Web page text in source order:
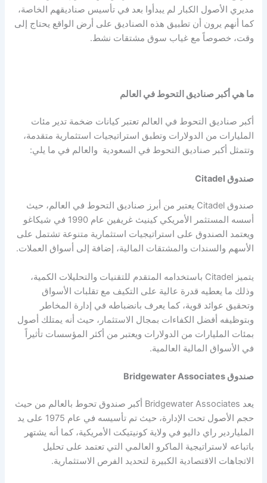
مديري الأصول الكبار لم يبدأوا بعد في تأسيس صناديقهم الخاصة،
كما أنهم يرون أن تطبيق هذه الصناديق على أرض الواقع يحتاج إلى
وقت، خصوصاً مع غياب سوق مشتقات نشط.
ما هي أكبر صناديق التحوط في العالم
أكبر صناديق التحوط في العالم تعتبر كيانات ضخمة تدير مئات
المليارات من الدولارات وتطبق استراتيجيات استثمارية متقدمة،
وتتمثل أكبر صناديق التحوط في السعودية والعالم في ما يلي:
صندوق Citadel
صندوق Citadel يعتبر من أبرز صناديق التحوط في العالم، حيث
أسسه المستثمر الأمريكي كينيث غريفين عام 1990 في شيكاغو
ويعتمد الصندوق على استراتيجيات استثمارية متنوعة تشتمل على
الأسهم والسندات والمشتقات المالية، إضافة إلى أسواق العملات.
يتميز Citadel باستخدامه المتقدم للتقنيات والتحليلات الكمية،
وذلك ما يعطيه قدرة عالية على التكيف مع تقلبات الأسواق
وتحقيق عوائد قوية، كما يعرف بانضباطه في إدارة المخاطر
وبتوظيفه أفضل الكفاءات بمجال الاستثمار، حيث أنه يمتلك أصول
بمئات المليارات من الدولارات ويعتبر من أكثر المؤسسات تأثيراً
في الأسواق المالية العالمية.
صندوق Bridgewater Associates
يعد Bridgewater Associates أكبر صندوق تحوط بالعالم من حيث
حجم الأصول تحت الإدارة، حيث تم تأسيسه في عام 1975 على يد
الملياردير راي داليو في ولاية كونيتيكت الأمريكية، كما أنه يشتهر
باتباعه لاستراتيجية الماكرو العالمي التي تعتمد على تحليل
الاتجاهات الاقتصادية الكبيرة لتحديد الفرص الاستثمارية.